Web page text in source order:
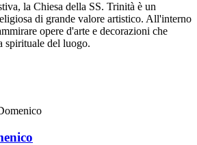
la Chiesa della SS. Trinità è un
di grande valore artistico. All'interno
opere d'arte e decorazioni che
spirituale del luogo.